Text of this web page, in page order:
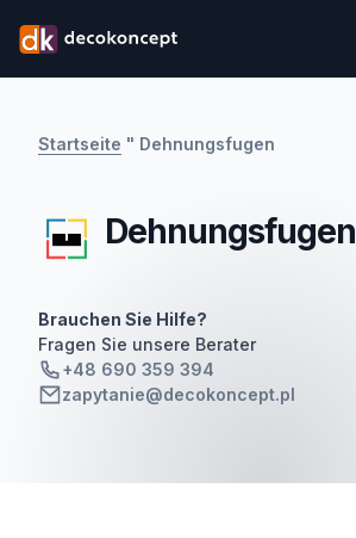
Startseite " Dehnungsfugen
Dehnungsfugen
Brauchen Sie Hilfe?
Fragen Sie unsere Berater
+48 690 359 394
zapytanie@decokoncept.pl